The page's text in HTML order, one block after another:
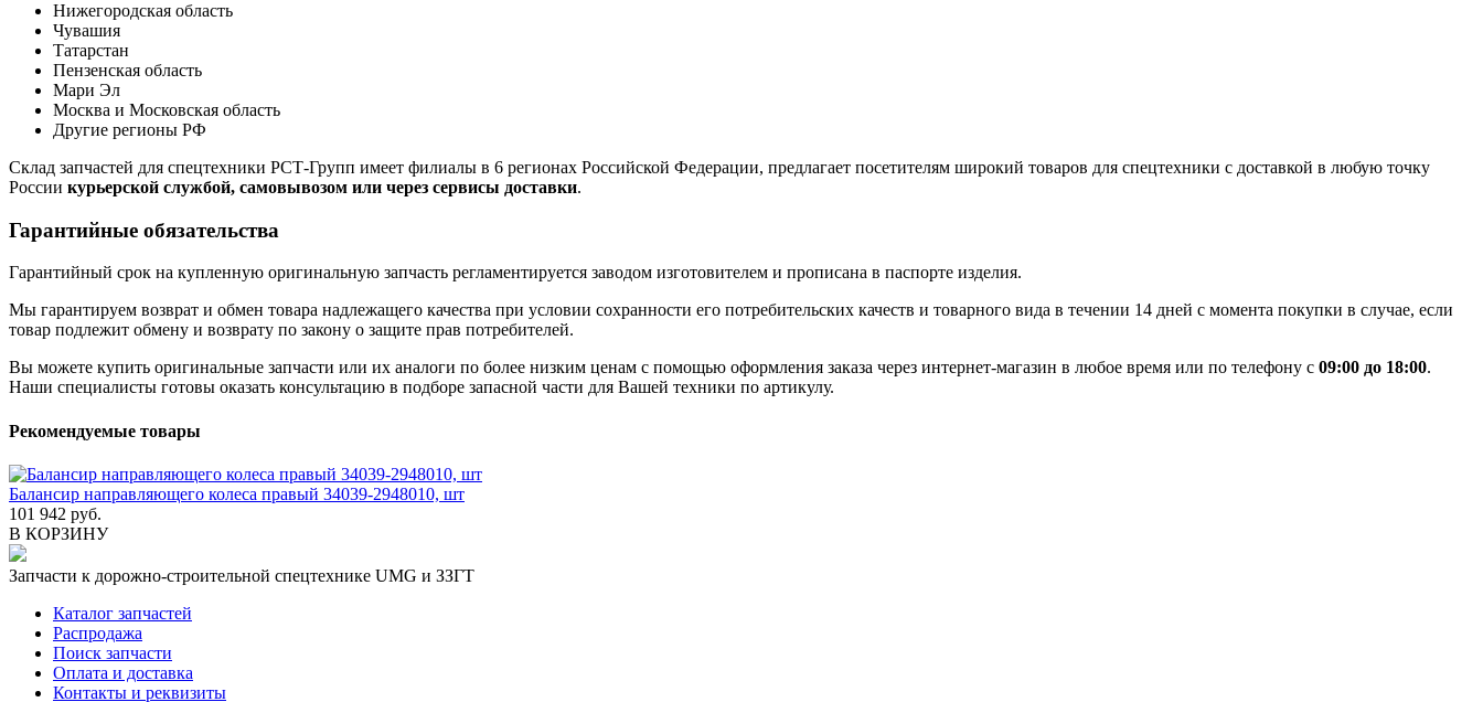
Нижегородская область
Чувашия
Татарстан
Пензенская область
Мари Эл
Москва и Московская область
Другие регионы РФ
Склад запчастей для спецтехники РСТ-Групп имеет филиалы в 6 регионах Российской Федерации, предлагает посетителям широкий товаров для спецтехники с доставкой в любую точку
России курьерской службой, самовывозом или через сервисы доставки.
Гарантийные обязательства
Гарантийный срок на купленную оригинальную запчасть регламентируется заводом изготовителем и прописана в паспорте изделия.
Мы гарантируем возврат и обмен товара надлежащего качества при условии сохранности его потребительских качеств и товарного вида в течении 14 дней с момента покупки в случае, если
товар подлежит обмену и возврату по закону о защите прав потребителей.
Вы можете купить оригинальные запчасти или их аналоги по более низким ценам с помощью оформления заказа через интернет-магазин в любое время или по телефону с 09:00 до 18:00.
Наши специалисты готовы оказать консультацию в подборе запасной части для Вашей техники по артикулу.
Рекомендуемые товары
Балансир направляющего колеса правый 34039-2948010, шт
101 942 руб.
В КОРЗИНУ
Запчасти к дорожно-строительной спецтехнике UMG и ЗЗГТ
Каталог запчастей
Распродажа
Поиск запчасти
Оплата и доставка
Контакты и реквизиты